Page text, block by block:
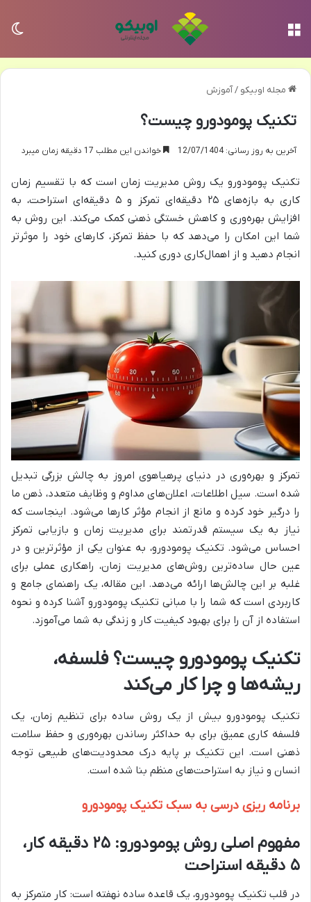
مجله اوبیکو /آموزش
تکنیک پومودورو چیست؟
آخرین به روز رسانی: 12/07/1404 خواندن این مطلب 17 دقیقه زمان میبرد
تکنیک پومودورو یک روش مدیریت زمان است که با تقسیم زمان
کاری به بازه‌های ۲۵ دقیقه‌ای تمرکز و ۵ دقیقه‌ای استراحت، به
افزایش بهره‌وری و کاهش خستگی ذهنی کمک می‌کند. این روش به
شما این امکان را می‌دهد که با حفظ تمرکز، کارهای خود را موثرتر
انجام دهید و از اهمال‌کاری دوری کنید.
تمرکز و بهره‌وری در دنیای پرهیاهوی امروز به چالش بزرگی تبدیل
شده است. سیل اطلاعات، اعلان‌های مداوم و وظایف متعدد، ذهن ما
را درگیر خود کرده و مانع از انجام مؤثر کارها می‌شود. اینجاست که
نیاز به یک سیستم قدرتمند برای مدیریت زمان و بازیابی تمرکز
احساس می‌شود. تکنیک پومودورو، به عنوان یکی از مؤثرترین و در
عین حال ساده‌ترین روش‌های مدیریت زمان، راهکاری عملی برای
غلبه بر این چالش‌ها ارائه می‌دهد. این مقاله، یک راهنمای جامع و
کاربردی است که شما را با مبانی تکنیک پومودورو آشنا کرده و نحوه
استفاده از آن را برای بهبود کیفیت کار و زندگی به شما می‌آموزد.
تکنیک پومودورو چیست؟ فلسفه،
ریشه‌ها و چرا کار می‌کند
تکنیک پومودورو بیش از یک روش ساده برای تنظیم زمان، یک
فلسفه کاری عمیق برای به حداکثر رساندن بهره‌وری و حفظ سلامت
ذهنی است. این تکنیک بر پایه درک محدودیت‌های طبیعی توجه
انسان و نیاز به استراحت‌های منظم بنا شده است.
برنامه ریزی درسی به سبک تکنیک پومودورو
مفهوم اصلی روش پومودورو: ۲۵ دقیقه کار،
۵ دقیقه استراحت
در قلب تکنیک پومودورو، یک قاعده ساده نهفته است: کار متمرکز به